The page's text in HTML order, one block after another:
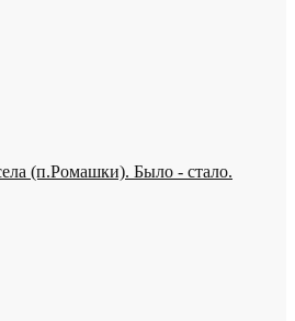
(п.Ромашки). Было - стало.